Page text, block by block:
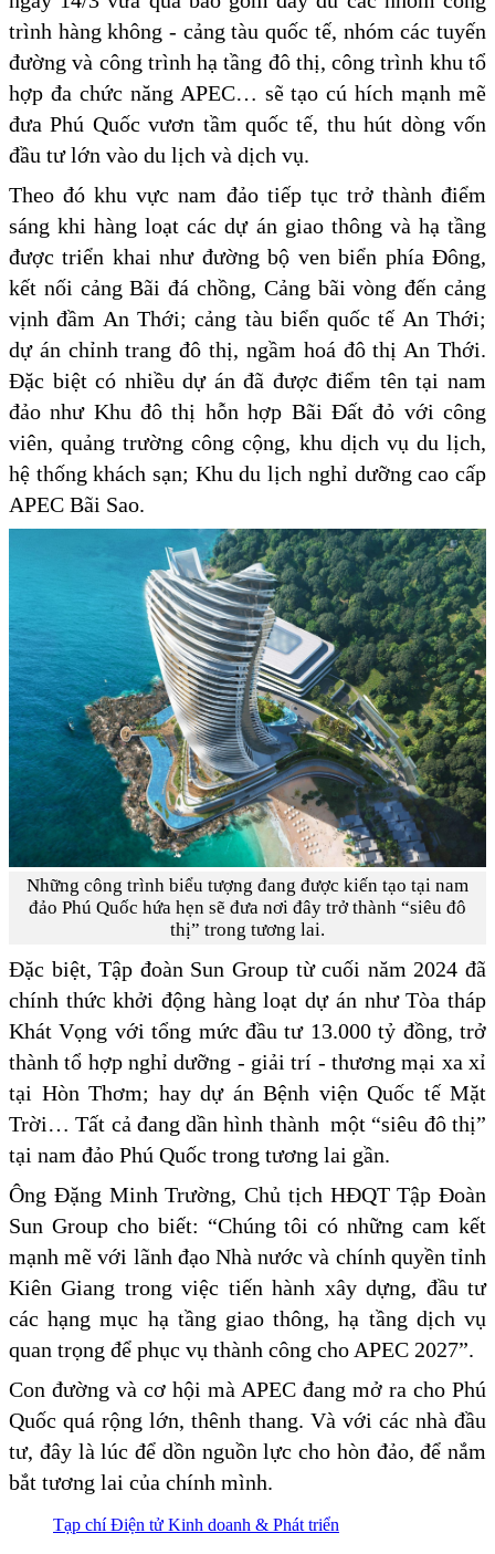
trình hàng không - cảng tàu quốc tế, nhóm các tuyến
đường và công trình hạ tầng đô thị, công trình khu tổ
hợp đa chức năng APEC… sẽ tạo cú hích mạnh mẽ
đưa Phú Quốc vươn tầm quốc tế, thu hút dòng vốn
đầu tư lớn vào du lịch và dịch vụ.
Theo đó khu vực nam đảo tiếp tục trở thành điểm
sáng khi hàng loạt các dự án giao thông và hạ tầng
được triển khai như đường bộ ven biển phía Đông,
kết nối cảng Bãi đá chồng, Cảng bãi vòng đến cảng
vịnh đầm An Thới; cảng tàu biển quốc tế An Thới;
dự án chỉnh trang đô thị, ngầm hoá đô thị An Thới.
Đặc biệt có nhiều dự án đã được điểm tên tại nam
đảo như Khu đô thị hỗn hợp Bãi Đất đỏ với công
viên, quảng trường công cộng, khu dịch vụ du lịch,
hệ thống khách sạn; Khu du lịch nghỉ dưỡng cao cấp
APEC Bãi Sao.
Những công trình biểu tượng đang được kiến tạo tại nam
đảo Phú Quốc hứa hẹn sẽ đưa nơi đây trở thành “siêu đô
thị” trong tương lai.
Đặc biệt, Tập đoàn Sun Group từ cuối năm 2024 đã
chính thức khởi động hàng loạt dự án như Tòa tháp
Khát Vọng với tổng mức đầu tư 13.000 tỷ đồng, trở
thành tổ hợp nghỉ dưỡng - giải trí - thương mại xa xỉ
tại Hòn Thơm; hay dự án Bệnh viện Quốc tế Mặt
Trời… Tất cả đang dần hình thành một “siêu đô thị”
tại nam đảo Phú Quốc trong tương lai gần.
Ông Đặng Minh Trường, Chủ tịch HĐQT Tập Đoàn
Sun Group cho biết: “Chúng tôi có những cam kết
mạnh mẽ với lãnh đạo Nhà nước và chính quyền tỉnh
Kiên Giang trong việc tiến hành xây dựng, đầu tư
các hạng mục hạ tầng giao thông, hạ tầng dịch vụ
quan trọng để phục vụ thành công cho APEC 2027”.
Con đường và cơ hội mà APEC đang mở ra cho Phú
Quốc quá rộng lớn, thênh thang. Và với các nhà đầu
tư, đây là lúc để dồn nguồn lực cho hòn đảo, để nắm
bắt tương lai của chính mình.
Tạp chí Điện tử Kinh doanh & Phát triển